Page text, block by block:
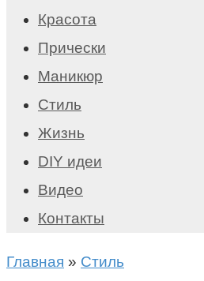
Красота
Прически
Маникюр
Стиль
Жизнь
DIY идеи
Видео
Контакты
Главная » Стиль